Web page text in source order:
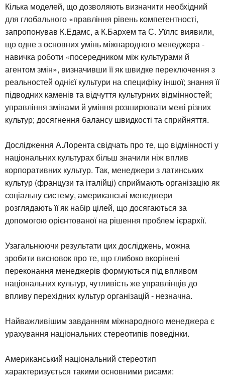
Кілька моделей, що дозволяють визначити необхідний
для глобального «правління рівень компетентності,
запропонував К.Едамс, а К.Бархем та С. Уїллс виявили,
що одне з основних умінь міжнародного менеджера -
навичка роботи «посередником між культурами й
агентом змін», визначивши її як швидке переключення з
реальностей однієї культури на специфіку іншої; знання її
підводних каменів та відчуття культурних відмінностей;
управління змінами й уміння розширювати межі різних
культур; досягнення балансу швидкості та сприйняття.
Дослідження А.Лорента свідчать про те, що відмінності у
національних культурах більш значили ніж вплив
корпоративних культур. Так, менеджери з латинських
культур (французи та італійці) сприймають організацію як
соціальну систему, американські менеджери
розглядають її як набір цілей, що досягаються за
допомогою орієнтованої на рішення проблем ієрархії.
Узагальнюючи результати цих досліджень, можна
зробити висновок про те, що глибоко вкорінені
переконання менеджерів формуються під впливом
національних культур, чутливість же управлінців до
впливу перехідних культур організацій - незначна.
Найважливішим завданням міжнародного менеджера є
урахування національних стереотипів поведінки.
Американський національний стереотип
характеризується такими основними рисами: